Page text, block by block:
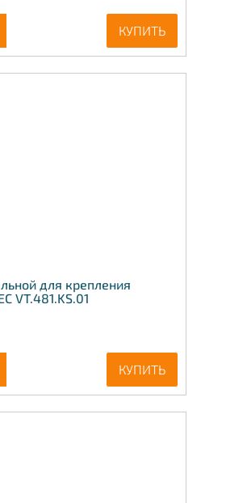
КУПИТЬ
для крепления
VT.481.KS.01
КУПИТЬ